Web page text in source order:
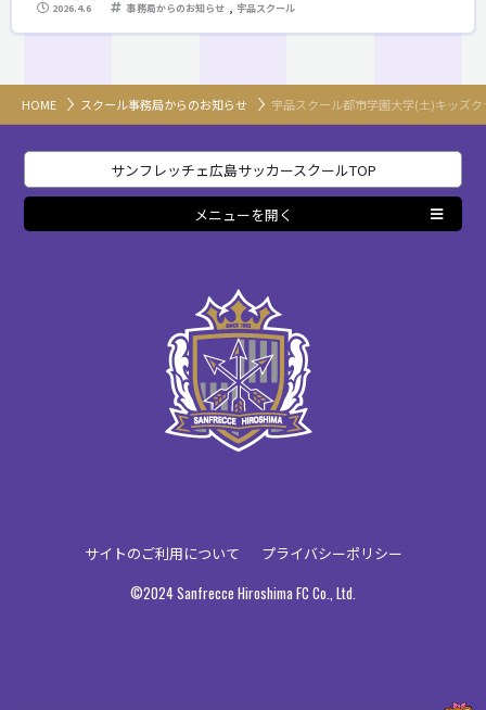
2026.4.6 事務局からのお知らせ 宇品スクール
HOME スクール事務局からのお知らせ 宇品スクール都市学園大学(土)キッズ
サンフレッチェ広島サッカースクールTOP
メニューを開く
サイトのご利用について プライバシーポリシー
©2024 Sanfrecce Hiroshima FC Co., Ltd.